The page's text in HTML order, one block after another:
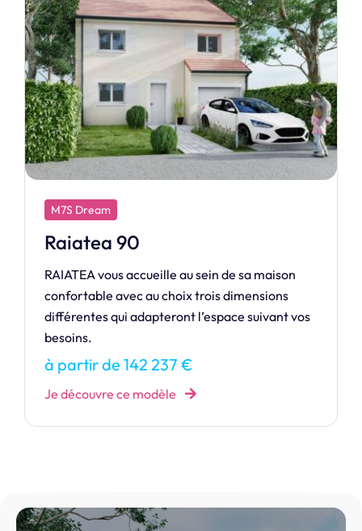
M7S Dream
Raiatea 80
RAIATEA vous accueille au sein de sa maison
confortable avec au choix trois dimensions
différentes qui adapteront l’espace suivant vos
besoins.
à partir de 134 789 €
Je découvre ce modèle